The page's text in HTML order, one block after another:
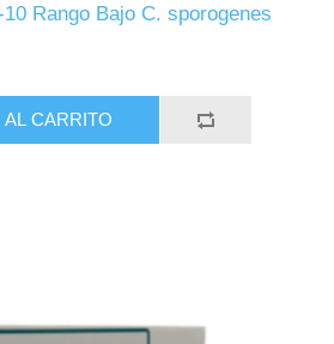
Rango Bajo C. sporogenes
CARRITO